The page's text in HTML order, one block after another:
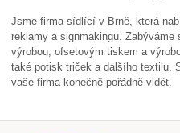
Jsme firma sídlící v Brně, která
reklamy a signmakingu.
výrobou, ofsetovým tiskem a
také potisk triček a dalšího textilu.
vaše firma konečně pořádně vidět.